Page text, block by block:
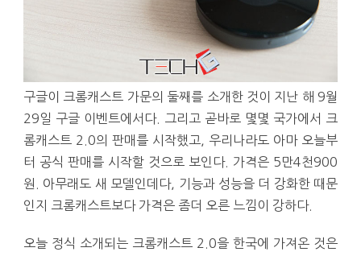
구글이 크롬캐스트 가문의 둘째를 소개한 것이 지난 해 9월
29일 구글 이벤트에서다. 그리고 곧바로 몇몇 국가에서 크
롬캐스트 2.0의 판매를 시작했고, 우리나라도 아마 오늘부
터 공식 판매를 시작할 것으로 보인다. 가격은 5만4천900
원. 아무래도 새 모델인데다, 기능과 성능을 더 강화한 때문
인지 크롬캐스트보다 가격은 좀더 오른 느낌이 강하다.
오늘 정식 소개되는 크롬캐스트 2.0을 한국에 가져온 것은